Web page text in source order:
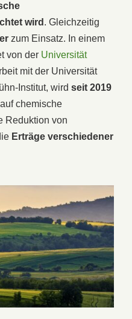
wird . Gleichzeitig
zum Einsatz. In einem
von der Universität
mit der Universität
Institut, wird seit 2019
chemische
Reduktion von
Erträge verschiedener